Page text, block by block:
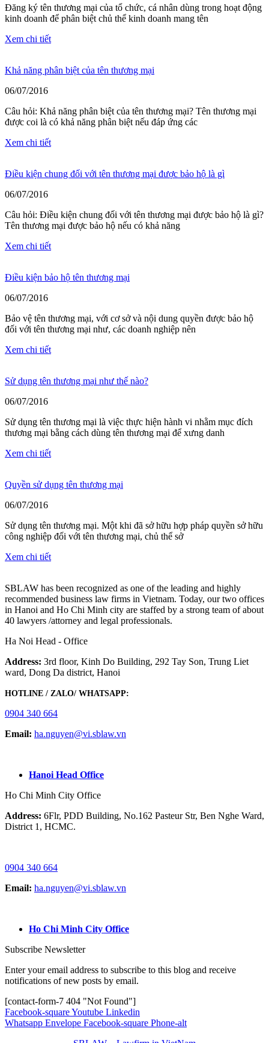
Đăng ký tên thương mại của tổ chức, cá nhân dùng trong hoạt động
kinh doanh để phân biệt chủ thể kinh doanh mang tên
Xem chi tiết
Khả năng phân biệt của tên thương mại
06/07/2016
Câu hỏi: Khả năng phân biệt của tên thương mại? Tên thương mại
được coi là có khả năng phân biệt nếu đáp ứng các
Xem chi tiết
Điều kiện chung đối với tên thương mại được bảo hộ là gì
06/07/2016
Câu hỏi: Điều kiện chung đối với tên thương mại được bảo hộ là gì?
Tên thương mại được bảo hộ nếu có khả năng
Xem chi tiết
Điều kiện bảo hộ tên thương mại
06/07/2016
Bảo vệ tên thương mại, với cơ sở và nội dung quyền được bảo hộ
đối với tên thương mại như, các doanh nghiệp nên
Xem chi tiết
Sử dụng tên thương mại như thế nào?
06/07/2016
Sử dụng tên thương mại là việc thực hiện hành vi nhằm mục đích
thương mại bằng cách dùng tên thương mại để xưng danh
Xem chi tiết
Quyền sử dụng tên thương mại
06/07/2016
Sử dụng tên thương mại. Một khi đã sở hữu hợp pháp quyền sở hữu
công nghiệp đối với tên thương mại, chủ thể sở
Xem chi tiết
SBLAW has been recognized as one of the leading and highly
recommended business law firms in Vietnam. Today, our two offices
in Hanoi and Ho Chi Minh city are staffed by a strong team of about
40 lawyers /attorney and legal professionals.
Ha Noi Head - Office
Address: 3rd floor, Kinh Do Building, 292 Tay Son, Trung Liet
ward, Dong Da district, Hanoi
HOTLINE / ZALO/ WHATSAPP:
0904 340 664
Email: ha.nguyen@vi.sblaw.vn
Hanoi Head Office
Ho Chi Minh City Office
Address: 6Flr, PDD Building, No.162 Pasteur Str, Ben Nghe Ward,
District 1, HCMC.
0904 340 664
Email: ha.nguyen@vi.sblaw.vn
Ho Chi Minh City Office
Subscribe Newsletter
Enter your email address to subscribe to this blog and receive
notifications of new posts by email.
[contact-form-7 404 "Not Found"]
Facebook-squareYoutube Linkedin
Whatsapp Envelope Facebook-square Phone-alt